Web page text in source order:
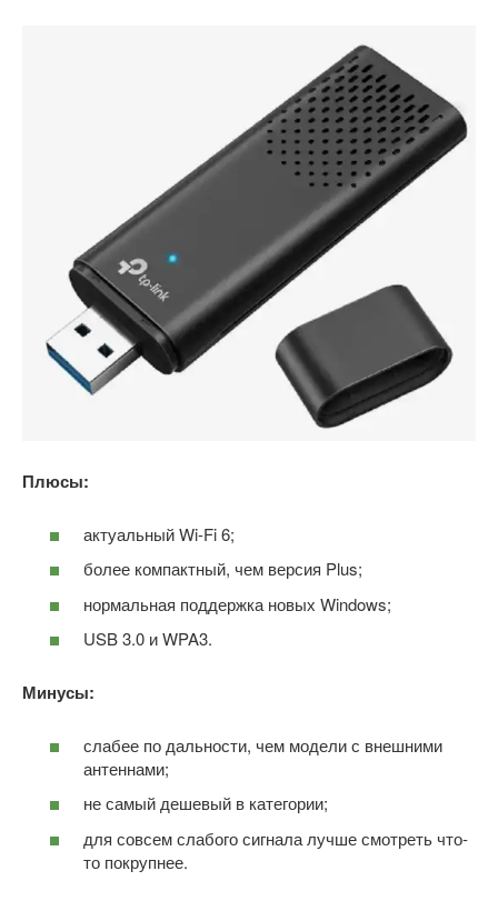
Плюсы:
актуальный Wi-Fi 6;
более компактный, чем версия Plus;
нормальная поддержка новых Windows;
USB 3.0 и WPA3.
Минусы:
слабее по дальности, чем модели с внешними
антеннами;
не самый дешевый в категории;
для совсем слабого сигнала лучше смотреть что-
то покрупнее.